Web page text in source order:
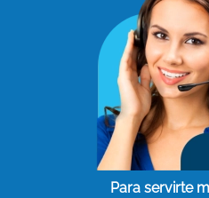
Para servirte